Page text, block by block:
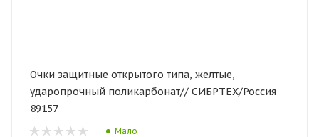
Очки защитные открытого типа, желтые,
ударопрочный поликарбонат// СИБРТЕХ/Россия
89157
Мало